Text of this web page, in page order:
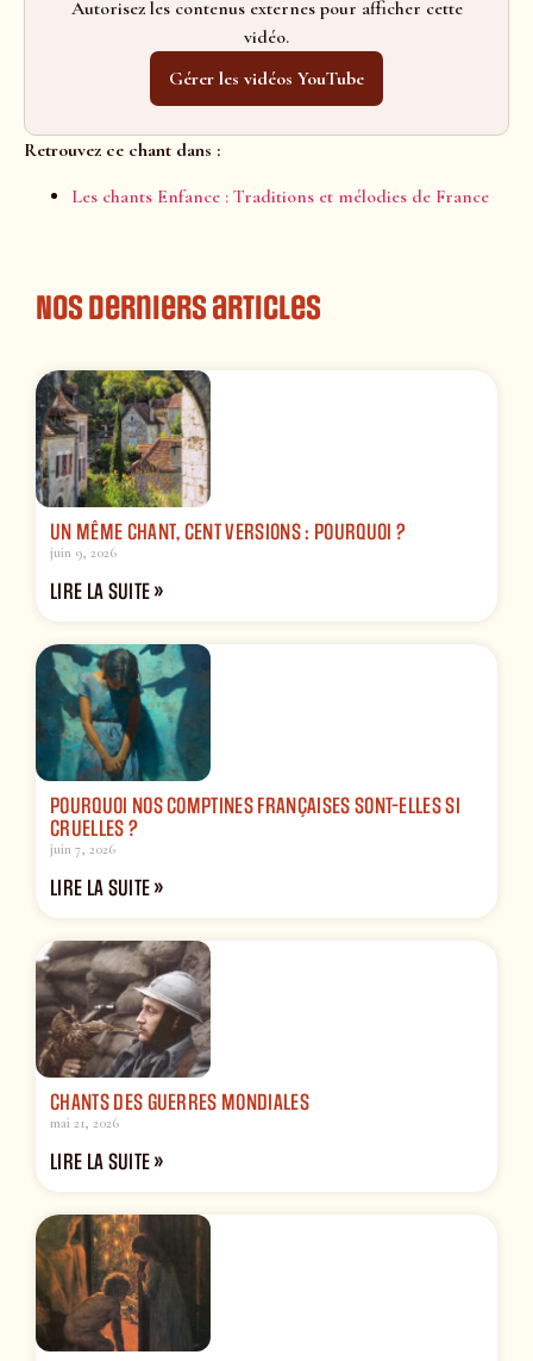
Autorisez les contenus externes pour afficher cette
vidéo.
Gérer les vidéos YouTube
Retrouvez ce chant dans :
Les chants Enfance : Traditions et mélodies de France
Nos derniers articles
UN MÊME CHANT, CENT VERSIONS : POURQUOI ?
juin 9, 2026
LIRE LA SUITE »
POURQUOI NOS COMPTINES FRANÇAISES SONT-ELLES SI
CRUELLES ?
juin 7, 2026
LIRE LA SUITE »
CHANTS DES GUERRES MONDIALES
mai 21, 2026
LIRE LA SUITE »